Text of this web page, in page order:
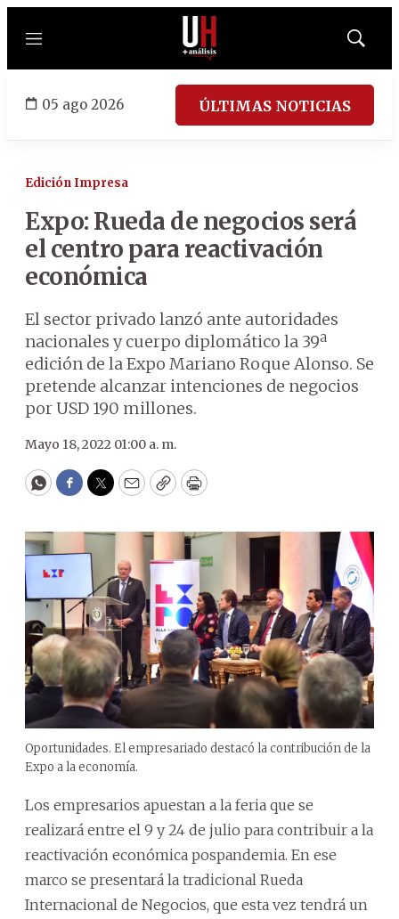
Menú
Mostrar
05 ago 2026 ÚLTIMAS NOTICIAS
Edición Impresa
Expo: Rueda de negocios será
el centro para reactivación
económica
El sector privado lanzó ante autoridades
nacionales y cuerpo diplomático la 39ª
edición de la Expo Mariano Roque Alonso. Se
pretende alcanzar intenciones de negocios
por USD 190 millones.
Mayo 18, 2022 01:00 a. m.
WhatsApp
Facebook
Twitter
EmailCopyPrint
Oportunidades. El empresariado destacó la contribución de la
Expo a la economía.
Los empresarios apuestan a la feria que se
realizará entre el 9 y 24 de julio para contribuir a la
reactivación económica pospandemia. En ese
marco se presentará la tradicional Rueda
Internacional de Negocios, que esta vez tendrá un